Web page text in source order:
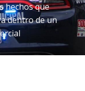
hechos que
dentro de un